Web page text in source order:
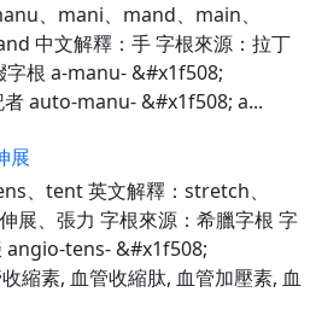
、mani、mand、main、
中文解釋：手 字根來源：拉丁
字根 a-manu- &#x1f508;
auto-manu- &#x1f508; a...
展
、tent 英文解釋：stretch、
展、張力 字根來源：希臘字根 字
angio-tens- &#x1f508;
縮素, 血管收縮肽, 血管加壓素, 血